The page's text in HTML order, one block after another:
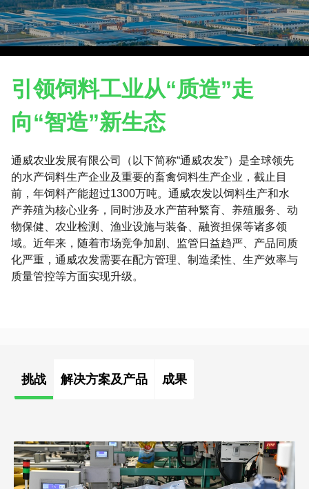
引领饲料工业从“质造”走
向“智造”新生态
通威农业发展有限公司（以下简称“通威农发”）是全球领先
的水产饲料生产企业及重要的畜禽饲料生产企业，截止目
前，年饲料产能超过1300万吨。通威农发以饲料生产和水
产养殖为核心业务，同时涉及水产苗种繁育、养殖服务、动
物保健、农业检测、渔业设施与装备、融资担保等诸多领
域。近年来，随着市场竞争加剧、监管日益趋严、产品同质
化严重，通威农发需要在配方管理、制造柔性、生产效率与
质量管控等方面实现升级。
挑战 解决方案及产品 成果